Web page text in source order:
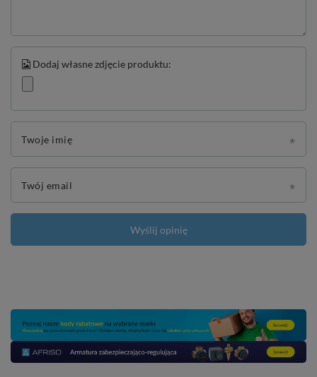
Dodaj własne zdjęcie produktu:
Twoje imię
Twój email
Wyślij opinię